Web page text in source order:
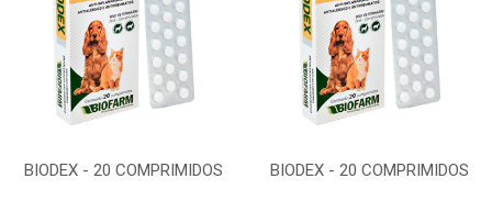
BIODEX - 20 COMPRIMIDOS BIODEX - 20 COMPRIMIDOS